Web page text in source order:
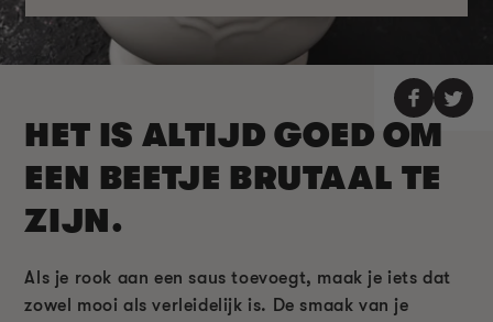
HET IS ALTIJD GOED OM
EEN BEETJE BRUTAAL TE
ZIJN.
Als je rook aan een saus toevoegt, maak je iets dat
zowel mooi als verleidelijk is. De smaak van je